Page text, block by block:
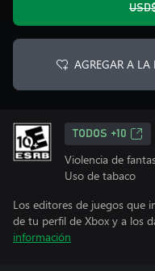
AGREGAR A LA
TODOS +10
Violencia de
Uso de tabaco
Los editores de juegos que
de tu perfil de Xbox y a los
información